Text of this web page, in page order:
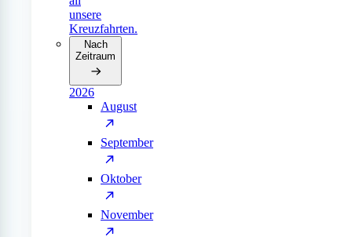
unsere
Kreuzfahrten.
Nach
Zeitraum
2026
August
September
Oktober
November